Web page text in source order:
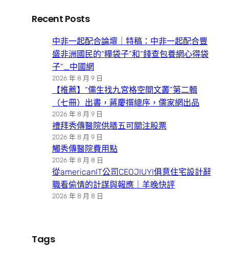
Recent Posts
中非一起配合論壇｜特稿：中非一起配合豐
盛非洲國民的“糧袋子”和“錢查包養網心得袋
子”_中國網
2026 年 8 月 9 日
【推薦】“儒生找九宮格空間文叢”第二輯
（七冊）出書，蔣慶撰總序，儒家網出品
2026 年 8 月 9 日
禮拜秀傳醫院供膳五可關注股票
2026 年 8 月 9 日
觸秀傳醫院費用點
2026 年 8 月 8 日
從americanIT公司CEOJIUYI俱意住宅設計辭
職看偷情的計謀與報應｜羊晚快評
2026 年 8 月 8 日
Tags